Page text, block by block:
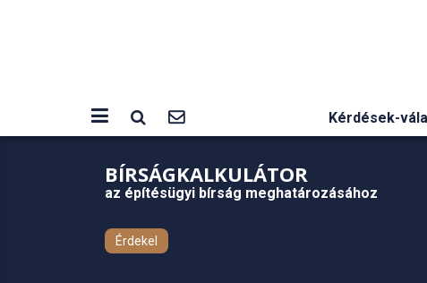
Kérdések-
BÍRSÁGKALKULÁTOR
az építésügyi bírság meghatározásához
Érdekel